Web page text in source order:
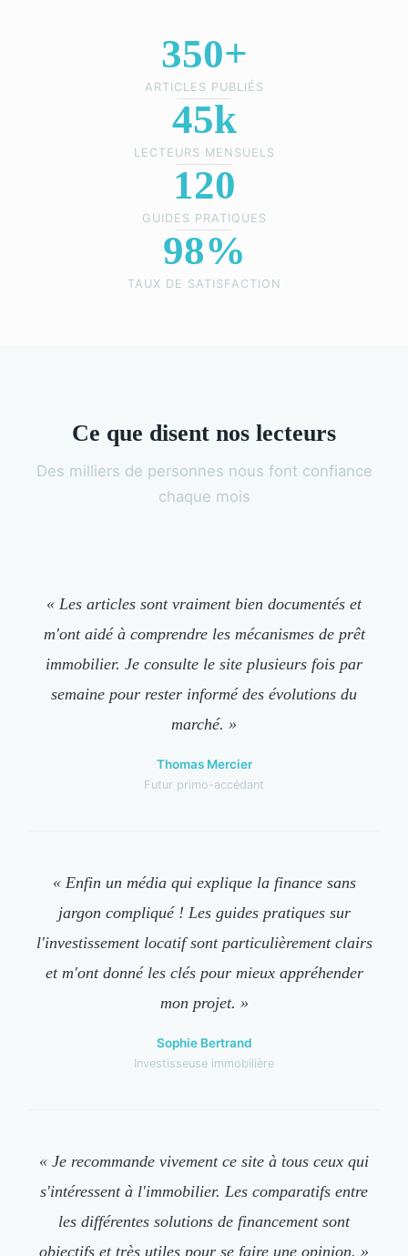
350+
ARTICLES PUBLIÉS
45k
LECTEURS MENSUELS
120
GUIDES PRATIQUES
98%
TAUX DE SATISFACTION
Ce que disent nos lecteurs
Des milliers de personnes nous font confiance
chaque mois
« Les articles sont vraiment bien documentés et
m'ont aidé à comprendre les mécanismes de prêt
immobilier. Je consulte le site plusieurs fois par
semaine pour rester informé des évolutions du
marché. »
Thomas Mercier
Futur primo-accédant
« Enfin un média qui explique la finance sans
jargon compliqué ! Les guides pratiques sur
l'investissement locatif sont particulièrement clairs
et m'ont donné les clés pour mieux appréhender
mon projet. »
Sophie Bertrand
Investisseuse immobilière
« Je recommande vivement ce site à tous ceux qui
s'intéressent à l'immobilier. Les comparatifs entre
les différentes solutions de financement sont
objectifs et très utiles pour se faire une opinion. »